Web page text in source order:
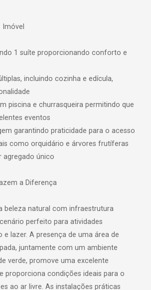
1 suíte proporcionando conforto e
incluindo cozinha e edícula,
piscina e churrasqueira permitindo que
eventos
garantindo praticidade para o acesso
como orquidário e árvores frutíferas
agregado único
a Diferença
beleza natural com infraestrutura
perfeito para atividades
e lazer. A presença de uma área de
juntamente com um ambiente
verde, promove uma excelente
proporciona condições ideais para o
ao ar livre. As instalações práticas